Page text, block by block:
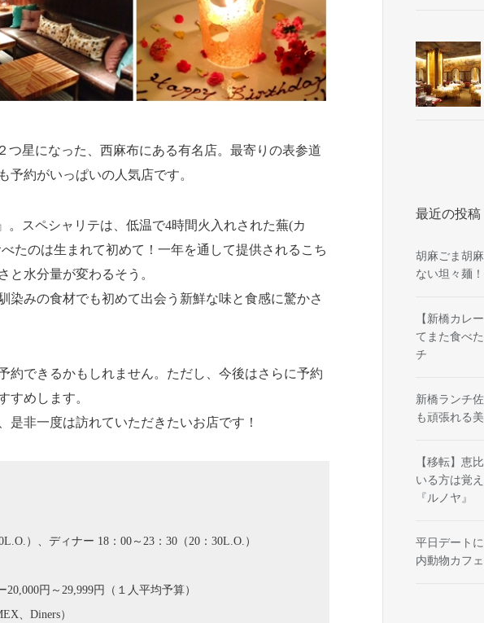
つ星になった、西麻布にある有名店。最寄りの表参道
予約がいっぱいの人気店です。
。スペシャリテは、低温で4時間火入れされた蕪(カ
たのは生まれて初めて！一年を通して提供されるこち
と水分量が変わるそう。
染みの食材でも初めて出会う新鮮な味と食感に驚かさ
約できるかもしれません。ただし、今後はさらに予約
すめします。
非一度は訪れていただきたいお店です！
）、ディナー 18：00～23：30（20：30L.O.）
円～29,999円（１人平均予算）
、Diners）
最近の投稿
胡麻ごま胡
ない坦々麺
【新橋カレ
てまた食べ
チ
新橋ランチ
も頑張れる
【移転】恵
いる方は覚
『ルノヤ』
平日デート
内動物カフ